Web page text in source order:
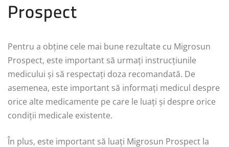
Prospect
Pentru a obține cele mai bune rezultate cu Migrosun
Prospect, este important să urmați instrucțiunile
medicului și să respectați doza recomandată. De
asemenea, este important să informați medicul despre
orice alte medicamente pe care le luați și despre orice
condiții medicale existente.
În plus, este important să luați Migrosun Prospect la